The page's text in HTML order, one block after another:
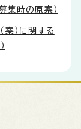
集時の原案）
）に関する